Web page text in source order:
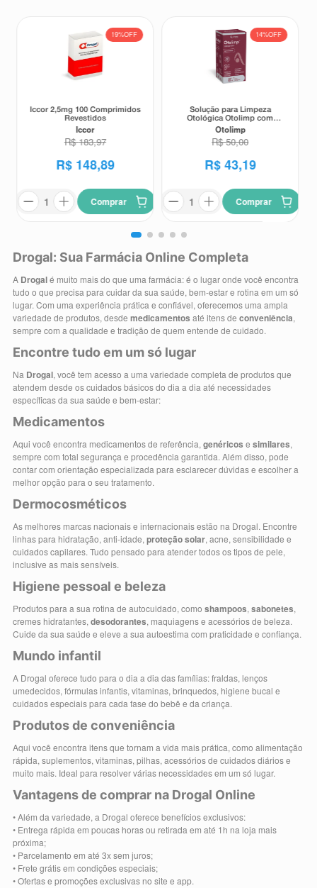
19%OFF
Iccor 2,5mg 100 Comprimidos
Revestidos
Iccor
R$ 183,97
R$ 148,89
Comprar
14%OFF
Solução para Limpeza
Otológica Otolimp com
Gotejador 2ml
Otolimp
R$ 50,00
R$ 43,19
Comprar
Drogal: Sua Farmácia Online Completa
A Drogalé muito mais do que uma farmácia: é o lugar onde você encontra
tudo o que precisa para cuidar da sua saúde, bem-estar e rotina em um só
lugar. Com uma experiência prática e confiável, oferecemos uma ampla
variedade de produtos, desde medicamentos até itens de conveniência,
sempre com a qualidade e tradição de quem entende de cuidado.
Encontre tudo em um só lugar
Na Drogal, você tem acesso a uma variedade completa de produtos que
atendem desde os cuidados básicos do dia a dia até necessidades
específicas da sua saúde e bem-estar:
Medicamentos
Aqui você encontra medicamentos de referência, genéricos e similares,
sempre com total segurança e procedência garantida. Além disso, pode
contar com orientação especializada para esclarecer dúvidas e escolher a
melhor opção para o seu tratamento.
Dermocosméticos
As melhores marcas nacionais e internacionais estão na Drogal. Encontre
linhas para hidratação, anti-idade, proteção solar, acne, sensibilidade e
cuidados capilares. Tudo pensado para atender todos os tipos de pele,
inclusive as mais sensíveis.
Higiene pessoal e beleza
Produtos para a sua rotina de autocuidado, como shampoos, sabonetes,
cremes hidratantes, desodorantes, maquiagens e acessórios de beleza.
Cuide da sua saúde e eleve a sua autoestima com praticidade e confiança.
Mundo infantil
A Drogal oferece tudo para o dia a dia das famílias: fraldas, lenços
umedecidos, fórmulas infantis, vitaminas, brinquedos, higiene bucal e
cuidados especiais para cada fase do bebê e da criança.
Produtos de conveniência
Aqui você encontra itens que tornam a vida mais prática, como alimentação
rápida, suplementos, vitaminas, pilhas, acessórios de cuidados diários e
muito mais. Ideal para resolver várias necessidades em um só lugar.
Vantagens de comprar na Drogal Online
• Além da variedade, a Drogal oferece benefícios exclusivos:
• Entrega rápida em poucas horas ou retirada em até 1h na loja mais
próxima;
• Parcelamento em até 3x sem juros;
• Frete grátis em condições especiais;
• Ofertas e promoções exclusivas no site e app.